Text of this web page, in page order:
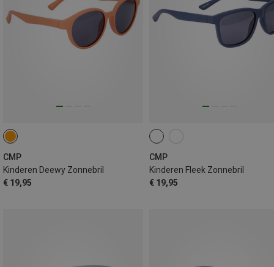
CMP
Kinderen Deewy Zonnebril
€ 19,95
CMP
Kinderen Fleek Zonnebril
€ 19,95